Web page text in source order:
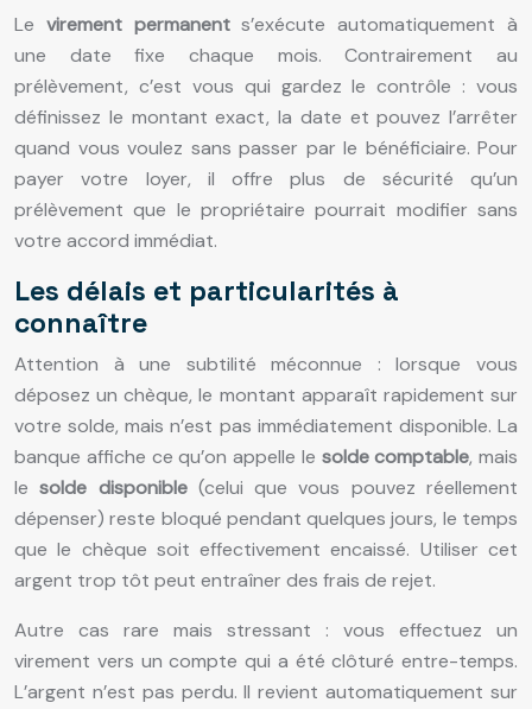
Le virement permanents’exécute automatiquement à
une date fixe chaque mois. Contrairement au
prélèvement, c’est vous qui gardez le contrôle : vous
définissez le montant exact, la date et pouvez l’arrêter
quand vous voulez sans passer par le bénéficiaire. Pour
payer votre loyer, il offre plus de sécurité qu’un
prélèvement que le propriétaire pourrait modifier sans
votre accord immédiat.
Les délais et particularités à
connaître
Attention à une subtilité méconnue : lorsque vous
déposez un chèque, le montant apparaît rapidement sur
votre solde, mais n’est pas immédiatement disponible. La
banque affiche ce qu’on appelle le solde comptable, mais
lesolde disponible(celui que vous pouvez réellement
dépenser) reste bloqué pendant quelques jours, le temps
que le chèque soit effectivement encaissé. Utiliser cet
argent trop tôt peut entraîner des frais de rejet.
Autre cas rare mais stressant : vous effectuez un
virement vers un compte qui a été clôturé entre-temps.
L’argent n’est pas perdu. Il revient automatiquement sur